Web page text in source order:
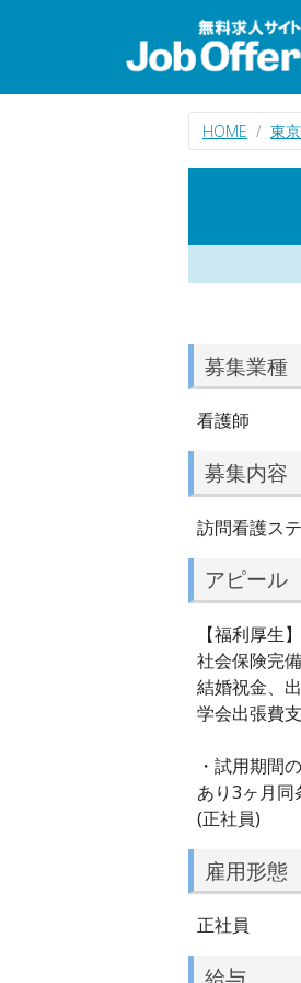
HOME 東
募集業種
看護師
募集内容
訪問看護ス
アピール
【福利厚生】
社会保険完備
結婚祝金、
学会出張費
・試用期間
あり3ヶ月同
(正社員)
雇用形態
正社員
給与